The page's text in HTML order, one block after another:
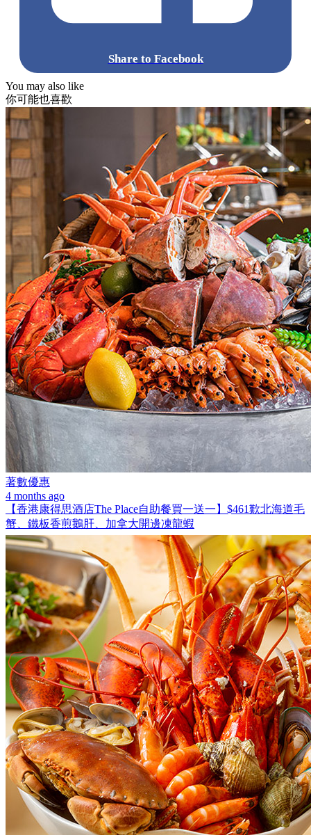
Share to Facebook
You may also like
你可能也喜歡
著數優惠
4 months ago
【香港康得思酒店The Place自助餐買一送一】$461歎北海道毛
蟹、鐵板香煎鵝肝、加拿大開邊凍龍蝦